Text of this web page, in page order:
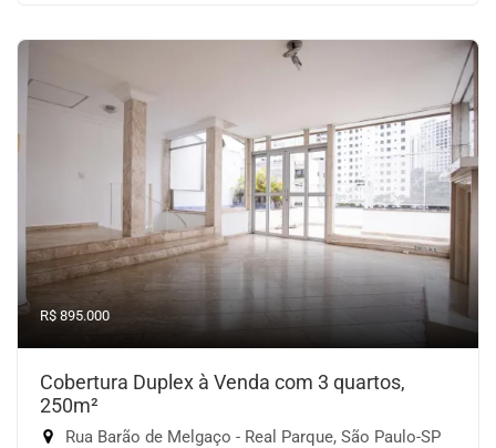
R$ 895.000
Cobertura Duplex à Venda com 3 quartos,
250m²
Rua Barão de Melgaço - Real Parque, São Paulo-SP